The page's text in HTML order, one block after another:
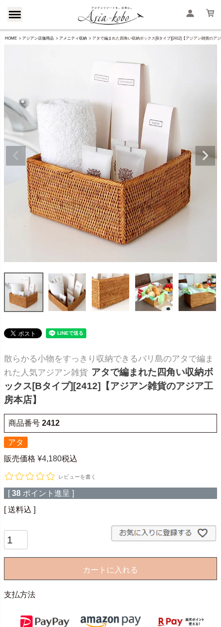
HOME アジアン店舗用品 アメニティ収納 アタで編まれた四角い収納ボックス[Bタイプ][2412]【アジアン雑貨のア
散らかる小物をすっきり収納できるバリ島のアタで編ま
れた人気アジアン雑貨 アタで編まれた四角い収納ボ
ックス[Bタイプ][2412]【アジアン雑貨のアジア工
房本店】
商品番号 2412
アタ
販売価格 ¥4,180税込
レビューを書く
[ 38 ポイント進呈 ]
送料込
カートに入れる
支払方法